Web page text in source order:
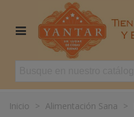
Inicio > Alimentación Sana >